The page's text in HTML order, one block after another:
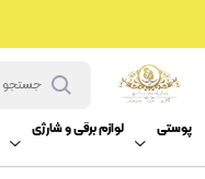
پوستی لوازم برقی و شارژی